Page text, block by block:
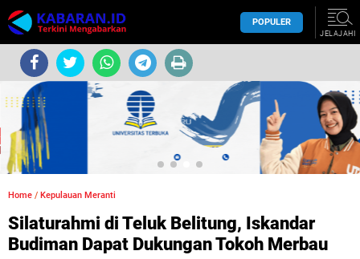
POPULER
JELAJAHI
Home / Kepulauan Meranti
Silaturahmi di Teluk Belitung, Iskandar
Budiman Dapat Dukungan Tokoh Merbau